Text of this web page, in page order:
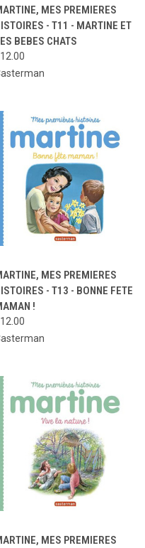
MES PREMIERES
- T11 - MARTINE ET
BEBES CHATS
MES PREMIERES
- T13 - BONNE FETE
!
MES PREMIERES